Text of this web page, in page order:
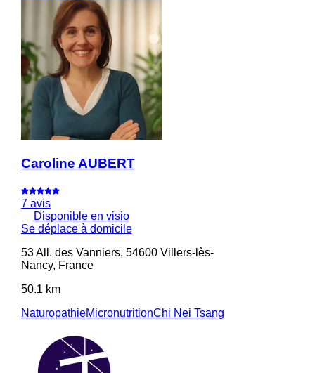
Caroline AUBERT
7 avis
Disponible en visio
Se déplace à domicile
53 All. des Vanniers, 54600 Villers-lès-
Nancy, France
50.1 km
NaturopathieMicronutritionChi Nei Tsang